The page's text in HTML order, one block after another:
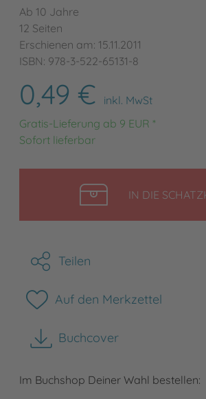
Ab 10 Jahre
12 Seiten
Erschienen am: 15.11.2011
ISBN: 978-3-522-65131-8
0,49 €
inkl. MwSt
Gratis-Lieferung ab 9 EUR *
Sofort lieferbar
IN DIE
Teilen
Auf den Merkzettel
Buchcover
herunterladen
Im Buchshop Deiner Wahl bestellen: